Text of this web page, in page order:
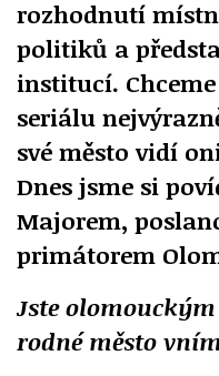
rozhodnutí
politiků a
institucí.
seriálu
své město vidí
Dnes jsme si
Majorem,
primátorem
Jste
rodné město